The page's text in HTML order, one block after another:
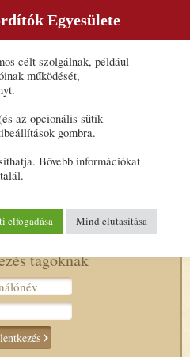
Júlia
magyar
kívüli egyéb tevékenység:
tagoknak
célt szolgálnak, például
működését,
az opcionális sütik
gombra.
Bővebb információkat
talál.
elfogadása Mind elutasítása
Egyesülete